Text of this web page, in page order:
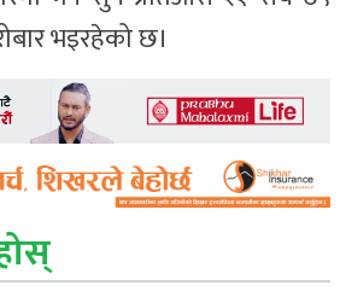
भइरहेको छ।